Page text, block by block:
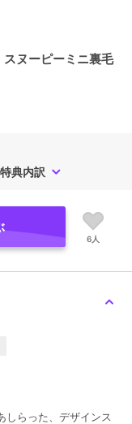
スヌーピーミニ裏毛
特典内訳
6人
しらった、デザインス